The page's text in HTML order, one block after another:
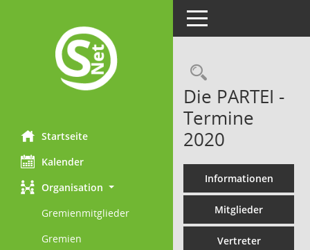
Startseite
Kalender
Organisation
Gremienmitglieder
Gremien
Toggle navigation
Die PARTEI -
Termine
2020
Informationen
Mitglieder
Vertreter